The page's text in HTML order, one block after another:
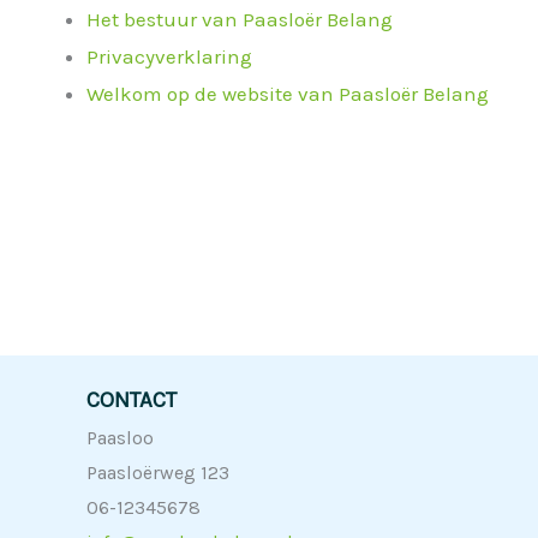
Het bestuur van Paasloër Belang
Privacyverklaring
Welkom op de website van Paasloër Belang
CONTACT
Paasloo
Paasloërweg 123
06-12345678